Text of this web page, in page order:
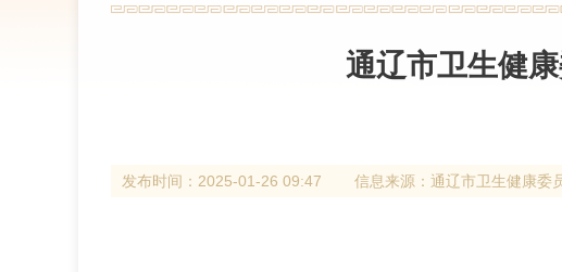
通辽市卫生健
发布时间： 2025-01-26 09:47 信息来源： 通辽市卫生健康委